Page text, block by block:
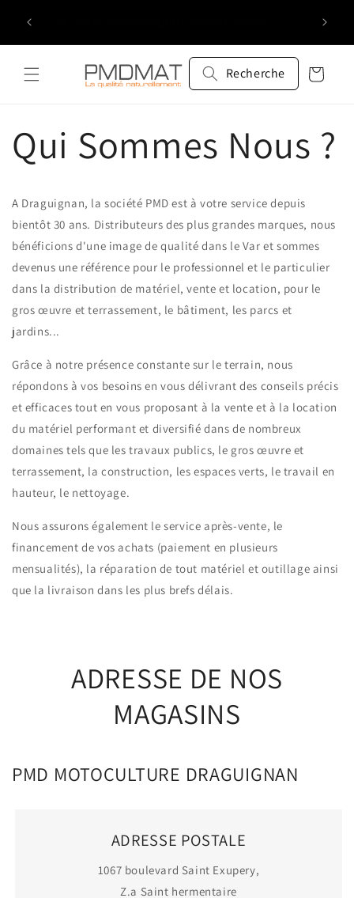
passer
contenu
Recherche Panier
Qui Sommes Nous ?
A Draguignan, la société PMD est à votre service depuis
bientôt 30 ans. Distributeurs des plus grandes marques, nous
bénéficions d'une image de qualité dans le Var et sommes
devenus une référence pour le professionnel et le particulier
dans la distribution de matériel, vente et location, pour le
gros œuvre et terrassement, le bâtiment, les parcs et
jardins...
Grâce à notre présence constante sur le terrain, nous
répondons à vos besoins en vous délivrant des conseils précis
et efficaces tout en vous proposant à la vente et à la location
du matériel performant et diversifié dans de nombreux
domaines tels que les travaux publics, le gros œuvre et
terrassement, la construction, les espaces verts, le travail en
hauteur, le nettoyage.
Nous assurons également le service après-vente, le
financement de vos achats (paiement en plusieurs
mensualités), la réparation de tout matériel et outillage ainsi
que la livraison dans les plus brefs délais.
ADRESSE DE NOS
MAGASINS
PMD MOTOCULTURE DRAGUIGNAN
ADRESSE POSTALE
1067 boulevard Saint Exupery,
Z.a Saint hermentaire